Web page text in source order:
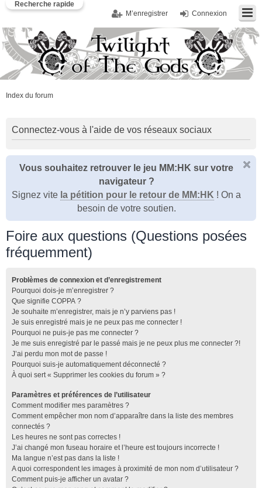
Connexion
M’enregistrer
Recherche rapide
Index du forum
Connectez-vous à l'aide de vos réseaux sociaux
Vous souhaitez retrouver le jeu MM:HK sur votre
navigateur ?
Signez vite la pétition pour le retour de MM:HK ! On a
besoin de votre soutien.
Foire aux questions (Questions posées
fréquemment)
Problèmes de connexion et d’enregistrement
Pourquoi dois-je m’enregistrer ?
Que signifie COPPA ?
Je souhaite m’enregistrer, mais je n’y parviens pas !
Je suis enregistré mais je ne peux pas me connecter !
Pourquoi ne puis-je pas me connecter ?
Je me suis enregistré par le passé mais je ne peux plus me connecter ?!
J’ai perdu mon mot de passe !
Pourquoi suis-je automatiquement déconnecté ?
À quoi sert « Supprimer les cookies du forum » ?
Paramètres et préférences de l’utilisateur
Comment modifier mes paramètres ?
Comment empêcher mon nom d’apparaître dans la liste des membres
connectés ?
Les heures ne sont pas correctes !
J’ai changé mon fuseau horaire et l’heure est toujours incorrecte !
Ma langue n’est pas dans la liste !
A quoi correspondent les images à proximité de mon nom d’utilisateur ?
Comment puis-je afficher un avatar ?